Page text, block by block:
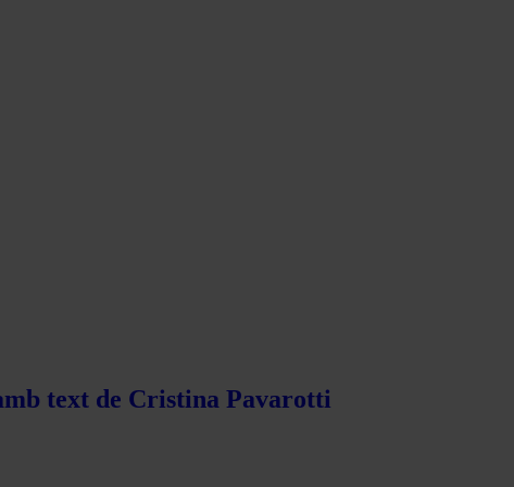
text de Cristina Pavarotti